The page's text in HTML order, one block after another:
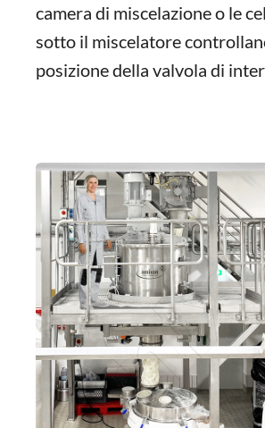
camera di miscelazione o le
sotto il miscelatore
posizione della valvola di